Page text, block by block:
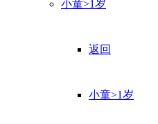
小童>1岁
返回
小童>1岁